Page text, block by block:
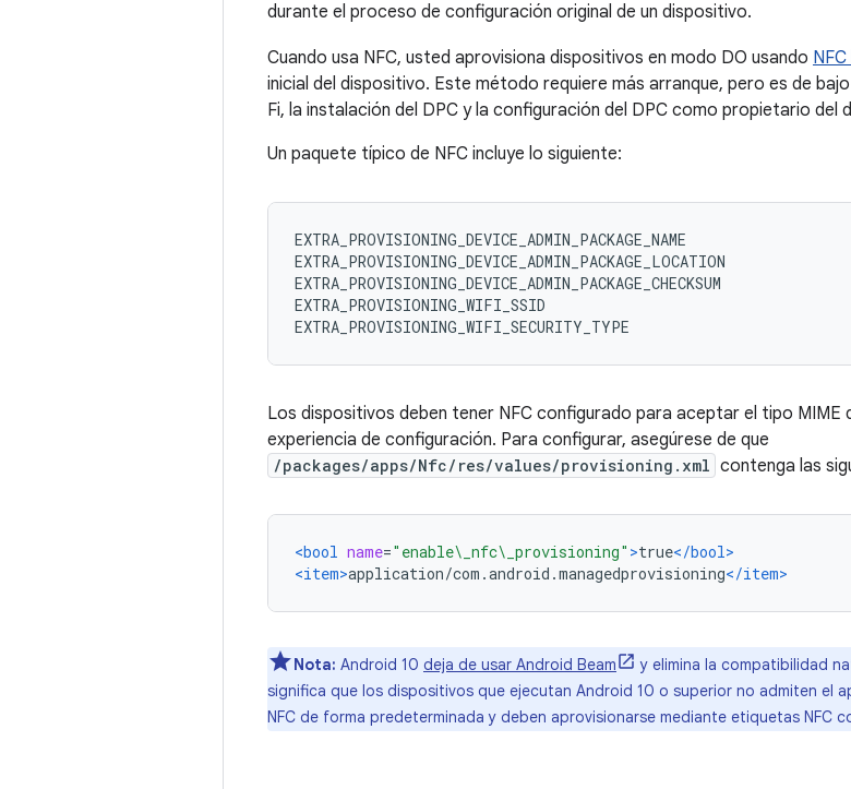
durante el proceso de configuración original de un dispositivo.
Cuando usa NFC, usted aprovisiona dispositivos en modo DO usando
inicial del dispositivo. Este método requiere más arranque, pero es de
Fi, la instalación del DPC y la configuración del DPC como propietario del
Un paquete típico de NFC incluye lo siguiente:
EXTRA_PROVISIONING_DEVICE_ADMIN_PACKAGE_NAME
EXTRA_PROVISIONING_DEVICE_ADMIN_PACKAGE_LOCATION
EXTRA_PROVISIONING_DEVICE_ADMIN_PACKAGE_CHECKSUM
EXTRA_PROVISIONING_WIFI_SSID
EXTRA_PROVISIONING_WIFI_SECURITY_TYPE
Los dispositivos deben tener NFC configurado para aceptar el tipo MIME
experiencia de configuración. Para configurar, asegúrese de que
/packages/apps/Nfc/res/values/provisioning.xml contenga las
<bool name="enable\_nfc\_provisioning" >true</bool>
<item>application/com.android.managedprovisioning</item>
Nota: Android 10 deja de usar Android Beam
y elimina la compatibilidad
significa que los dispositivos que ejecutan Android 10 o superior no admiten el
NFC de forma predeterminada y deben aprovisionarse mediante etiquetas NFC